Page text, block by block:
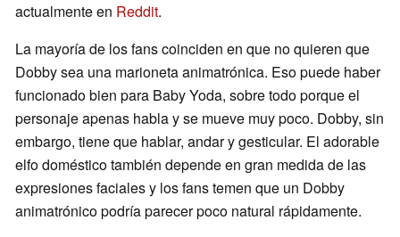
actualmente en Reddit.
La mayoría de los fans coinciden en que no quieren que
Dobby sea una marioneta animatrónica. Eso puede haber
funcionado bien para Baby Yoda, sobre todo porque el
personaje apenas habla y se mueve muy poco. Dobby, sin
embargo, tiene que hablar, andar y gesticular. El adorable
elfo doméstico también depende en gran medida de las
expresiones faciales y los fans temen que un Dobby
animatrónico podría parecer poco natural rápidamente.